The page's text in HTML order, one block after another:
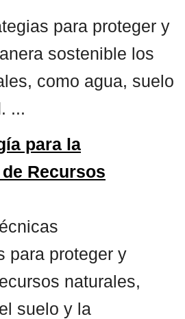
para proteger y
sostenible los
como agua, suelo
...
para la
Recursos
para proteger y
naturales,
suelo y la